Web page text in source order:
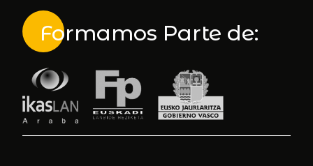
Formamos Parte de: